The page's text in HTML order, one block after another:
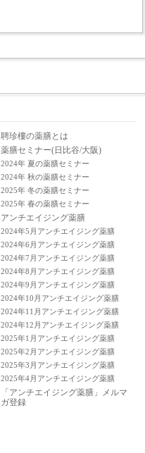
聘珍樓の薬膳とは
薬膳セミナー(日比谷/大阪)
2024年 夏の薬膳セミナー
2024年 秋の薬膳セミナー
2025年 冬の薬膳セミナー
2025年 春の薬膳セミナー
アンチエイジング薬膳
2024年5月アンチエイジング薬膳
2024年6月アンチエイジング薬膳
2024年7月アンチエイジング薬膳
2024年8月アンチエイジング薬膳
2024年9月アンチエイジング薬膳
2024年10月アンチエイジング薬膳
2024年11月アンチエイジング薬膳
2024年12月アンチエイジング薬膳
2025年1月アンチエイジング薬膳
2025年2月アンチエイジング薬膳
2025年3月アンチエイジング薬膳
2025年4月アンチエイジング薬膳
「アンチエイジング薬膳」メルマ
ガ登録